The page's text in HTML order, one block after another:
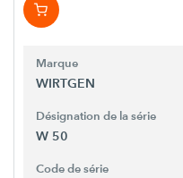
Marque
WIRTGEN
Désignation de la série
W 50
Code de série